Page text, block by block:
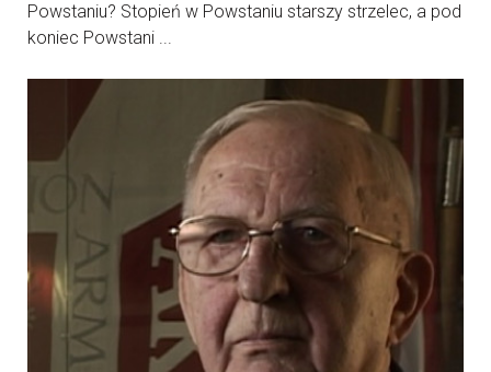
Powstaniu? Stopień w Powstaniu starszy strzelec, a pod
koniec Powstani ...